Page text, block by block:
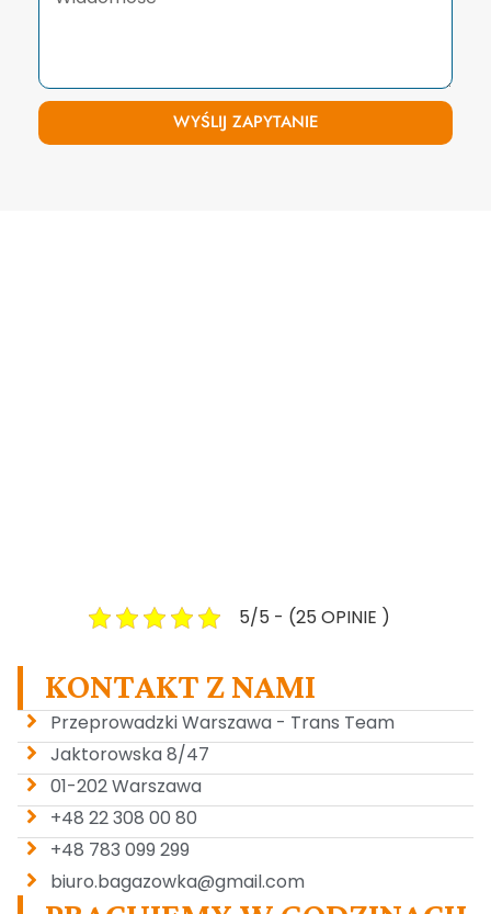
WYŚLIJ ZAPYTANIE
5/5 - (25 OPINIE )
KONTAKT Z NAMI
Przeprowadzki Warszawa - Trans Team
Jaktorowska 8/47
01-202 Warszawa
+48 22 308 00 80
+48 783 099 299
biuro.bagazowka@gmail.com